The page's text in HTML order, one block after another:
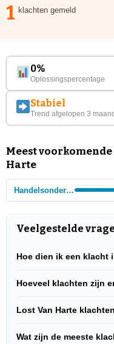
1 klachten gemeld
0%
Oplossingspercentage
Stabiel
Trend afgelopen 3
Meest
Harte
Handelsondernemeing
Veelgestelde
Hoe dien ik een klacht
Hoeveel klachten zijn
Lost Van Harte
Wat zijn de meeste